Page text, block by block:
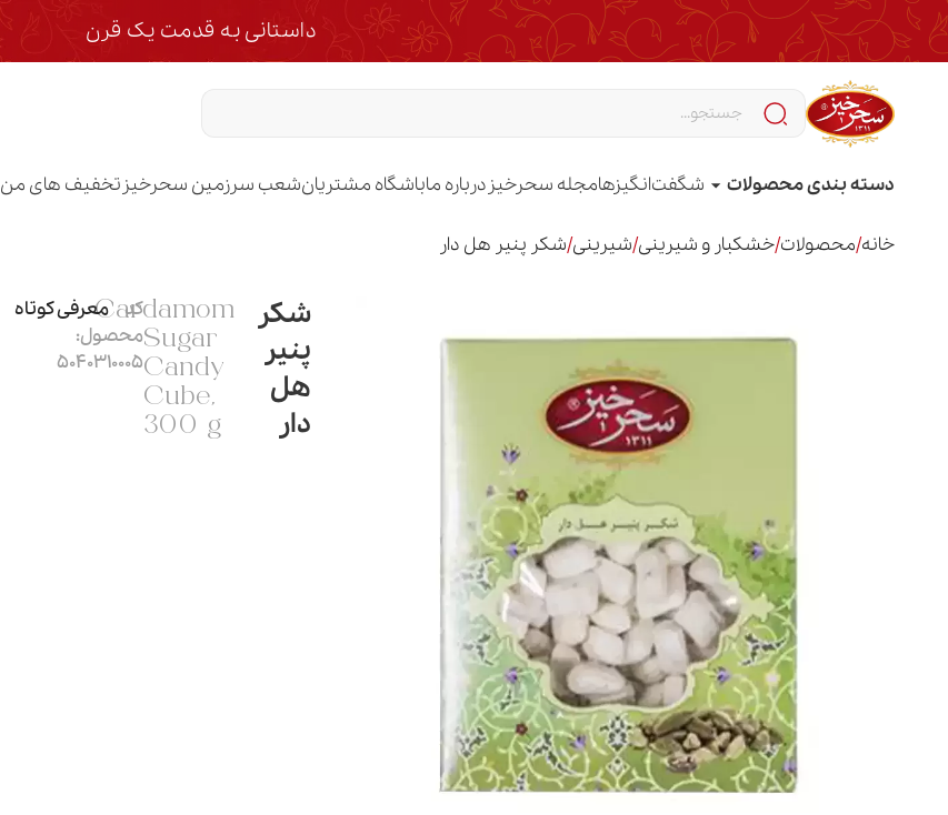
داستانی به قدمت یک قرن
دسته بندی محصولات شگفت‌انگیزهامجله سحرخیز درباره ماباشگاه مشتریانشعب سرزمین سحرخیز تخفیف های من
خانه/محصولات/خشکبار و شیرینی/شیرینی/شکر پنیر هل دار
شکر
پنیر
هل
دار
Cardamom
Sugar
Candy
Cube,
300 g
کد
محصول:
5040310005
معرفی کوتاه